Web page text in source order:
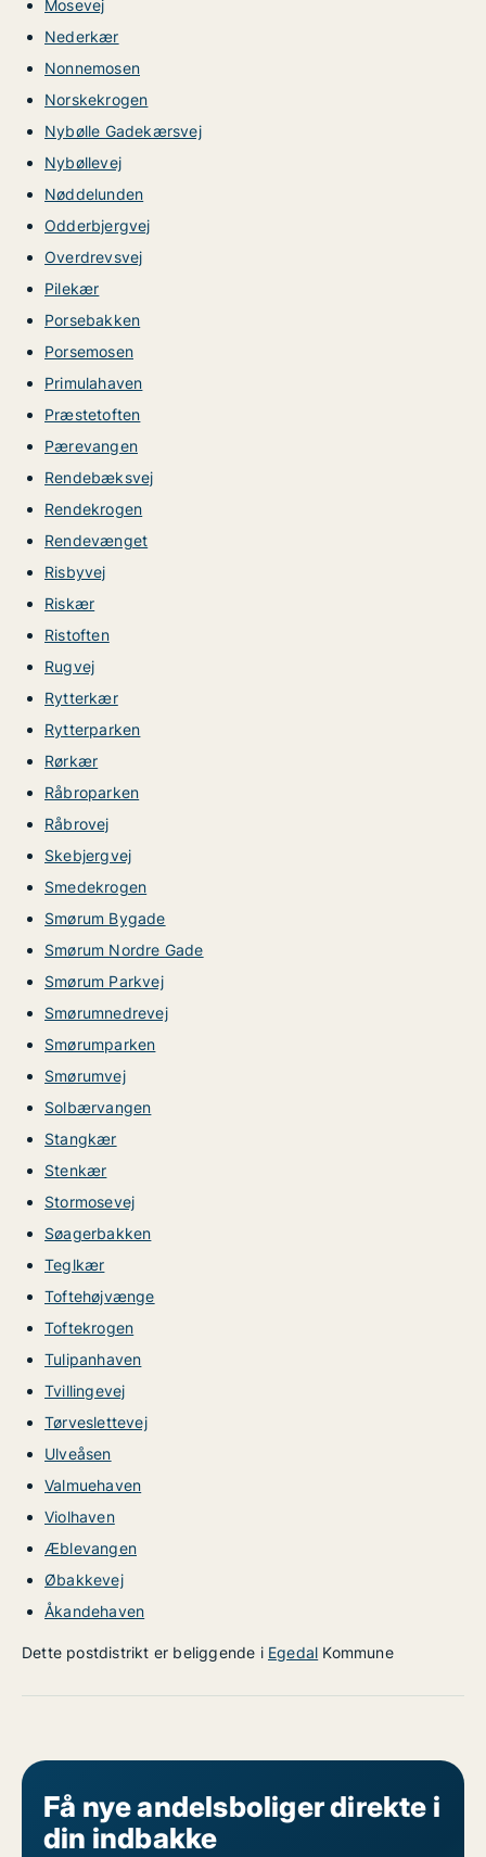
Mosevej
Nederkær
Nonnemosen
Norskekrogen
Nybølle Gadekærsvej
Nybøllevej
Nøddelunden
Odderbjergvej
Overdrevsvej
Pilekær
Porsebakken
Porsemosen
Primulahaven
Præstetoften
Pærevangen
Rendebæksvej
Rendekrogen
Rendevænget
Risbyvej
Riskær
Ristoften
Rugvej
Rytterkær
Rytterparken
Rørkær
Råbroparken
Råbrovej
Skebjergvej
Smedekrogen
Smørum Bygade
Smørum Nordre Gade
Smørum Parkvej
Smørumnedrevej
Smørumparken
Smørumvej
Solbærvangen
Stangkær
Stenkær
Stormosevej
Søagerbakken
Teglkær
Toftehøjvænge
Toftekrogen
Tulipanhaven
Tvillingevej
Tørveslettevej
Ulveåsen
Valmuehaven
Violhaven
Æblevangen
Øbakkevej
Åkandehaven
Dette postdistrikt er beliggende i Egedal Kommune
Få nye andelsboliger direkte i
din indbakke